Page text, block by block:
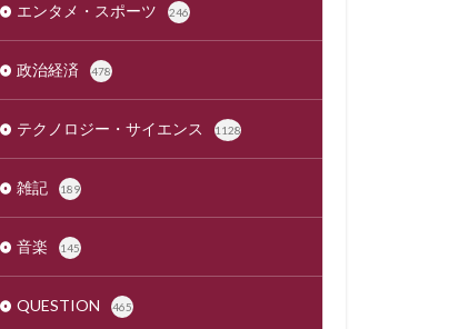
エンタメ・スポーツ 246
政治経済 478
テクノロジー・サイエンス 1128
雑記 189
音楽 145
QUESTION 465